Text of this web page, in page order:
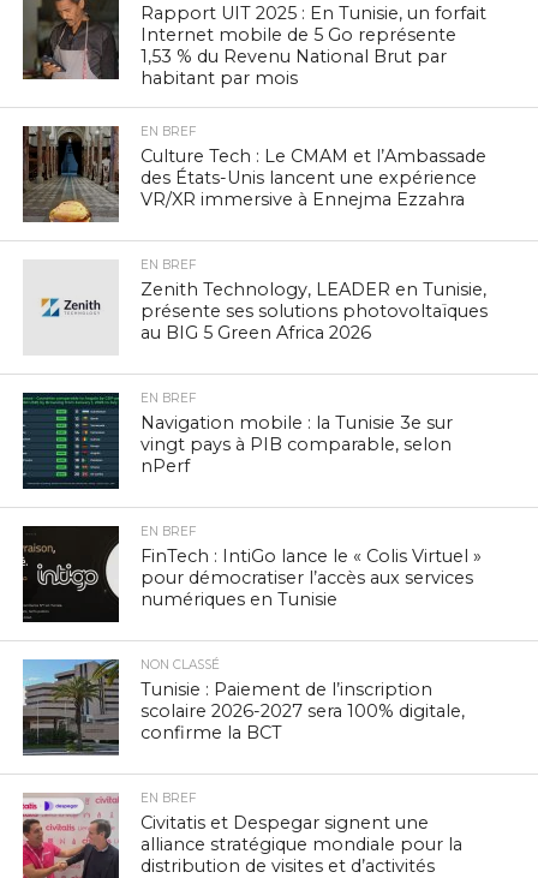
Rapport UIT 2025 : En Tunisie, un forfait
Internet mobile de 5 Go représente
1,53 % du Revenu National Brut par
habitant par mois
EN BREF
Culture Tech : Le CMAM et l’Ambassade
des États-Unis lancent une expérience
VR/XR immersive à Ennejma Ezzahra
EN BREF
Zenith Technology, LEADER en Tunisie,
présente ses solutions photovoltaïques
au BIG 5 Green Africa 2026
EN BREF
Navigation mobile : la Tunisie 3e sur
vingt pays à PIB comparable, selon
nPerf
EN BREF
FinTech : IntiGo lance le « Colis Virtuel »
pour démocratiser l’accès aux services
numériques en Tunisie
NON CLASSÉ
Tunisie : Paiement de l’inscription
scolaire 2026-2027 sera 100% digitale,
confirme la BCT
EN BREF
Civitatis et Despegar signent une
alliance stratégique mondiale pour la
distribution de visites et d’activités